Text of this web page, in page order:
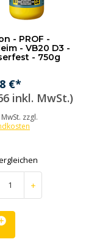
- PROF -
- VB20 D3 -
- 750g
€*
inkl. MwSt.)
zzgl.
+